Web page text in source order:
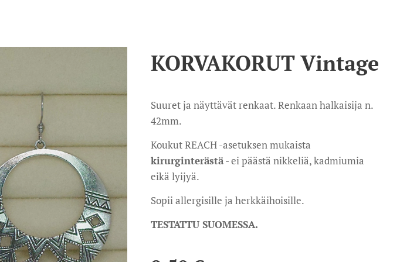
KORVAKORUT Vintage
Suuret ja näyttävät renkaat. Renkaan halkaisija n.
42mm.
Koukut REACH -asetuksen mukaista
kirurginterästä- ei päästä nikkeliä, kadmiumia
eikä lyijyä.
Sopii allergisille ja herkkäihoisille.
TESTATTU SUOMESSA.